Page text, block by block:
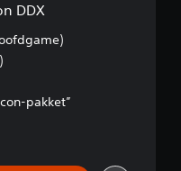
DDX
pakket”